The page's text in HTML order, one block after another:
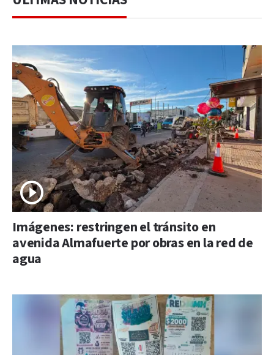
Imágenes: restringen el tránsito en
avenida Almafuerte por obras en la red de
agua